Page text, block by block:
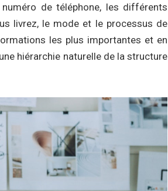
de téléphone, les différents
livrez, le mode et le processus de
les plus importantes et en
hiérarchie naturelle de la structure